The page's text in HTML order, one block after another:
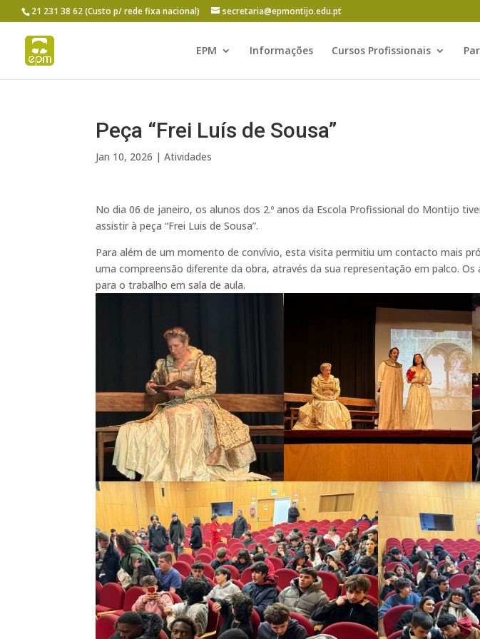
21 231 38 62 (Custo p/ rede fixa nacional) secretaria@epmontijo.edu.pt
EPM Informações Cursos Profissionais
Peça “Frei Luís de Sousa”
Jan 10, 2026 |Atividades
No dia 06 de janeiro, os alunos dos 2.º anos da Escola Profissional do Montijo
assistir à peça “Frei Luis de Sousa”.
Para além de um momento de convívio, esta visita permitiu um contacto mais
uma compreensão diferente da obra, através da sua representação em palco.
para o trabalho em sala de aula.